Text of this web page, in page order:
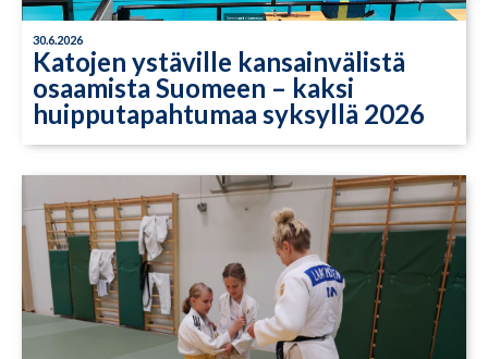
30.6.2026
Katojen ystäville kansainvälistä
osaamista Suomeen – kaksi
huipputapahtumaa syksyllä 2026